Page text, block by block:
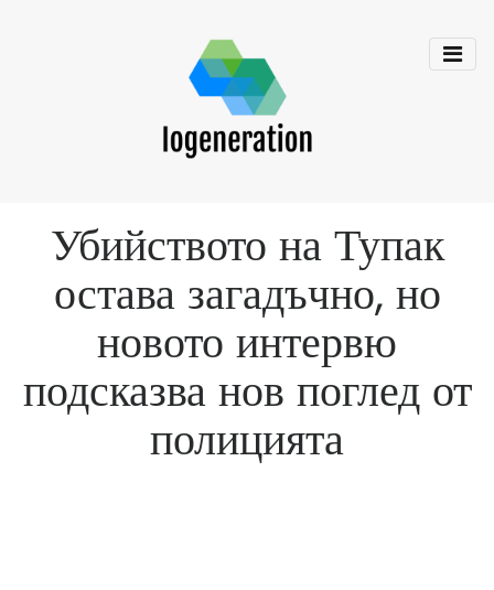
Убийството на Тупак
остава загадъчно, но
новото интервю
подсказва нов поглед от
полицията